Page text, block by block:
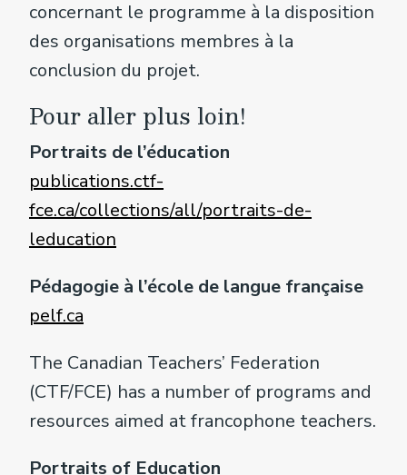
concernant le programme à la disposition
des organisations membres à la
conclusion du projet.
Pour aller plus loin!
Portraits de l’éducation
publications.ctf-
fce.ca/collections/all/portraits-de-
leducation
Pédagogie à l’école de langue française
pelf.ca
The Canadian Teachers’ Federation
(CTF/FCE) has a number of programs and
resources aimed at francophone teachers.
Portraits of Education